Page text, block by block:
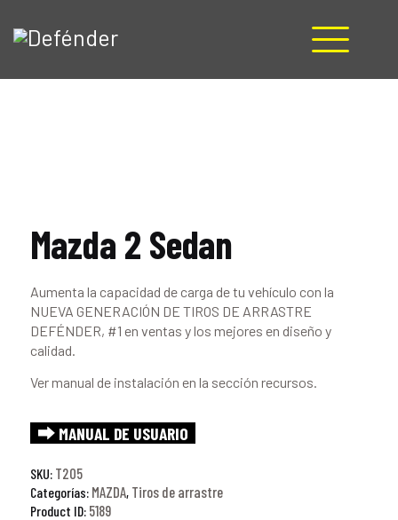
BLOG
CONTACTO
Mazda 2 Sedan
Aumenta la capacidad de carga de tu vehículo con la
NUEVA GENERACIÓN DE TIROS DE ARRASTRE
DEFÉNDER, #1 en ventas y los mejores en diseño y
calidad.
Ver manual de instalación en la sección recursos.
⮕ MANUAL DE USUARIO
SKU: T205
Categorías: MAZDA, Tiros de arrastre
Product ID: 5189